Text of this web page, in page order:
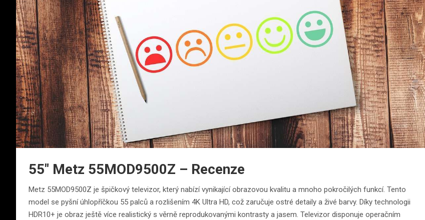
55″ Metz 55MOD9500Z – Recenze
Metz 55MOD9500Z je špičkový televizor, který nabízí vynikající obrazovou kvalitu a mnoho pokročilých funkcí. Tento
model se pyšní úhlopříčkou 55 palců a rozlišením 4K Ultra HD, což zaručuje ostré detaily a živé barvy. Díky technologii
HDR10+ je obraz ještě více realistický s věrně reprodukovanými kontrasty a jasem. Televizor disponuje operačním